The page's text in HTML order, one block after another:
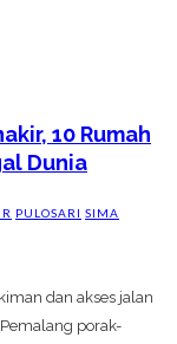
10 Rumah
Dunia
PULOSARI SIMA
dan akses jalan
porak-